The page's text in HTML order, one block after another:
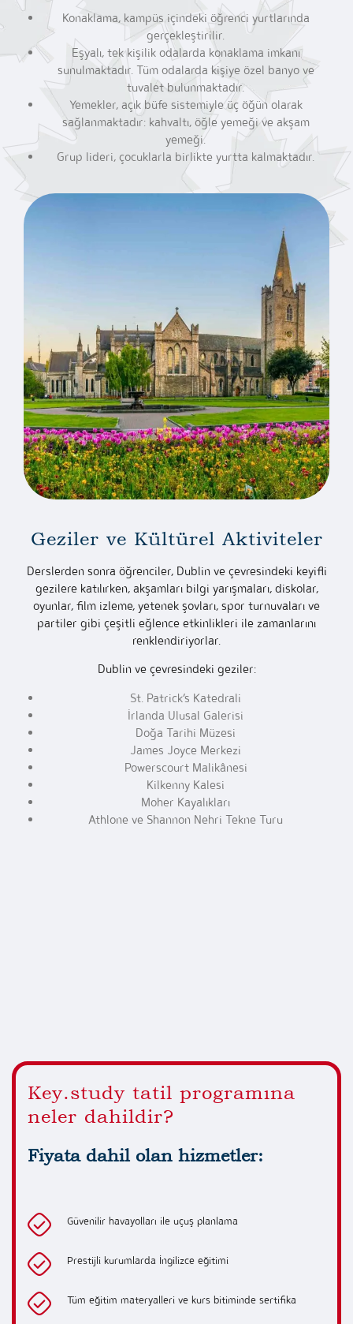
Konaklama, kampüs içindeki öğrenci yurtlarında
gerçekleştirilir.
Eşyalı, tek kişilik odalarda konaklama imkanı
sunulmaktadır. Tüm odalarda kişiye özel banyo ve
tuvalet bulunmaktadır.
Yemekler, açık büfe sistemiyle üç öğün olarak
sağlanmaktadır: kahvaltı, öğle yemeği ve akşam
yemeği.
Grup lideri, çocuklarla birlikte yurtta kalmaktadır.
Geziler ve Kültürel Aktiviteler
Derslerden sonra öğrenciler, Dublin ve çevresindeki keyifli
gezilere katılırken, akşamları bilgi yarışmaları, diskolar,
oyunlar, film izleme, yetenek şovları, spor turnuvaları ve
partiler gibi çeşitli eğlence etkinlikleri ile zamanlarını
renklendiriyorlar.
Dublin ve çevresindeki geziler:
St. Patrick’s Katedrali
İrlanda Ulusal Galerisi
Doğa Tarihi Müzesi
James Joyce Merkezi
Powerscourt Malikânesi
Kilkenny Kalesi
Moher Kayalıkları
Athlone ve Shannon Nehri Tekne Turu
Key.study tatil programına
neler dahildir?
Fiyata dahil olan hizmetler:
Güvenilir havayolları ile uçuş planlama
Prestijli kurumlarda İngilizce eğitimi
Tüm eğitim materyalleri ve kurs bitiminde sertifika